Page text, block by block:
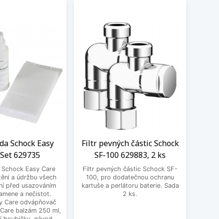
Schock Easy
629735
Easy Care
a údržbu všech
před usazováním
a nečistot.
Care odvápňovač
balzám 250 ml,
Filtr pevných částic Schock
SF-100 629883, 2 ks
Filtr pevných částic Schock SF-
100, pro dodatečnou ochranu
kartuše a perlátoru baterie. Sada
2 ks.